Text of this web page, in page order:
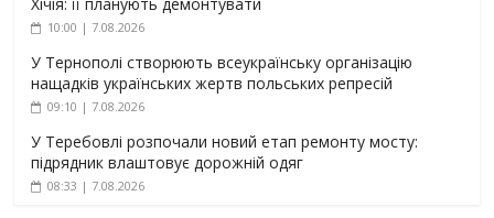
10:00 | 7.08.2026
У Тернополі створюють всеукраїнську організацію
нащадків українських жертв польських репресій
09:10 | 7.08.2026
У Теребовлі розпочали новий етап ремонту мосту:
підрядник влаштовує дорожній одяг
08:33 | 7.08.2026